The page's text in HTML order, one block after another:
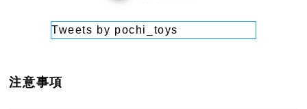
Tweets by pochi_toys
注意事項